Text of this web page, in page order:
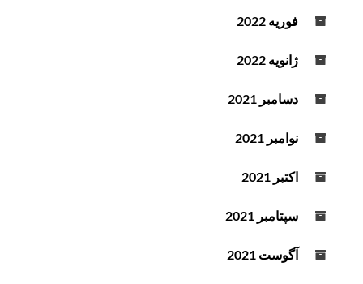
فوریه 2022
ژانویه 2022
دسامبر 2021
نوامبر 2021
اکتبر 2021
سپتامبر 2021
آگوست 2021